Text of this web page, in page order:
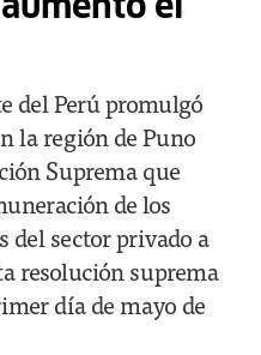
el
del Perú promulgó
la región de Puno
Suprema que
de los
del sector privado a
resolución suprema
día de mayo de